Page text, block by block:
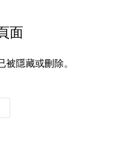
面
隱藏或刪除。